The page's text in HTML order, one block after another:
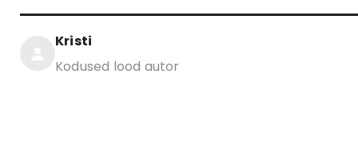
Kristi
Kodused lood autor